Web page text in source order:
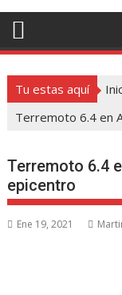
Tu estas aquí
Terremoto 6.4 en
Terremoto 6.4
epicentro
Ene 19, 2021